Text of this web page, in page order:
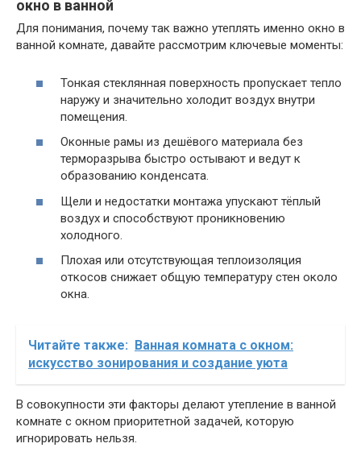
окно в ванной
Для понимания, почему так важно утеплять именно окно в
ванной комнате, давайте рассмотрим ключевые моменты:
Тонкая стеклянная поверхность пропускает тепло
наружу и значительно холодит воздух внутри
помещения.
Оконные рамы из дешёвого материала без
терморазрыва быстро остывают и ведут к
образованию конденсата.
Щели и недостатки монтажа упускают тёплый
воздух и способствуют проникновению
холодного.
Плохая или отсутствующая теплоизоляция
откосов снижает общую температуру стен около
окна.
Читайте также: Ванная комната с окном:
искусство зонирования и создание уюта
В совокупности эти факторы делают утепление в ванной
комнате с окном приоритетной задачей, которую
игнорировать нельзя.